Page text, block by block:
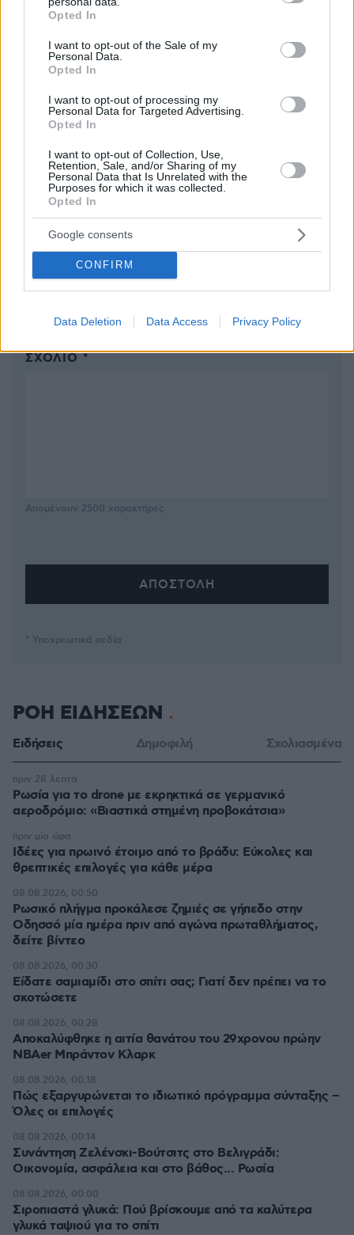
grant or deny consent to Google and its third-party tags to
use your data for below specified purposes in below Google
consent section.
Opted In
I want to opt-out of the Sale of my
Personal Data.
Opted In
I want to opt-out of processing my
Personal Data for Targeted Advertising.
Opted In
I want to opt-out of Collection, Use,
Retention, Sale, and/or Sharing of my
Personal Data that Is Unrelated with the
Purposes for which it was collected.
Opted In
Google consents
CONFIRM
Data Deletion Data Access Privacy Policy
Βγαίνεις εκτός προγράμματος. Τα αθλήματα ενέχουν
σπατάλη χρημάτων. Μειώνει την όρεξη για διάβασμα
επηρεάζει την απόδοση στο σχολείο. Είναι ανούσιο.
ΌΝΟΜΑ *
ΣΧΌΛΙΟ *
Απομένουν 2500 χαρακτήρες
* Υποχρεωτικά πεδία
ΡΟΗ ΕΙΔΗΣΕΩΝ
Ειδήσεις Δημοφιλή Σχολιασμένα
Ρωσία για το drone με εκρηκτικά σε γερμανικό
αεροδρόμιο: «Βιαστικά στημένη προβοκάτσια»
πριν 28 λεπτά
Ιδέες για πρωινό έτοιμο από το βράδυ: Εύκολες και
θρεπτικές επιλογές για κάθε μέρα
πριν μία ώρα
Ρωσικό πλήγμα προκάλεσε ζημιές σε γήπεδο στην
Οδησσό μία ημέρα πριν από αγώνα πρωταθλήματος,
δείτε βίντεο
08.08.2026, 00:50
Είδατε σαμιαμίδι στο σπίτι σας; Γιατί δεν πρέπει να το
σκοτώσετε
08.08.2026, 00:30
Αποκαλύφθηκε η αιτία θανάτου του 29χρονου πρώην
NBAer Μπράντον Κλαρκ
08.08.2026, 00:28
Πώς εξαργυρώνεται το ιδιωτικό πρόγραμμα σύνταξης –
Όλες οι επιλογές
08.08.2026, 00:18
Συνάντηση Ζελένσκι-Βούτσιτς στο Βελιγράδι:
Οικονομία, ασφάλεια και στο βάθος... Ρωσία
08.08.2026, 00:14
Σιροπιαστά γλυκά: Πού βρίσκουμε από τα καλύτερα
γλυκά ταψιού για το σπίτι
08.08.2026, 00:00